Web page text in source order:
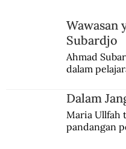
Aksi Koboi
Wawasan
Subardjo
Ahmad
dalam
Jules Verne,
Dalam
Maria Ullfah
pandangan